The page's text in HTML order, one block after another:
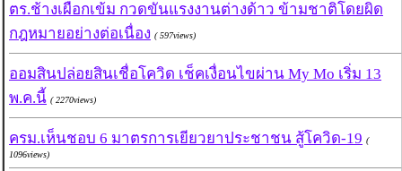
ตร.ช้างเผือกเข้ม กวดขันแรงงานต่างด้าว ข้ามชาติโดยผิด
กฎหมายอย่างต่อเนื่อง ( 597views)
ออมสินปล่อยสินเชื่อโควิด เช็คเงื่อนไขผ่าน My Mo เริ่ม 13
พ.ค.นี้ ( 2270views)
ครม.เห็นชอบ 6 มาตรการเยียวยาประชาชน สู้โควิด-19 (
1096views)